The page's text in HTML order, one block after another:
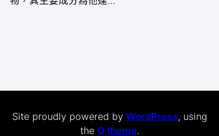
Site proudly powered by WordPress, using
the Q theme.